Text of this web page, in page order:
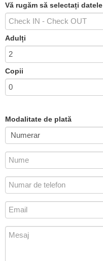
Vă rugăm să selectați datele
Adulți
Copii
Modalitate de plată